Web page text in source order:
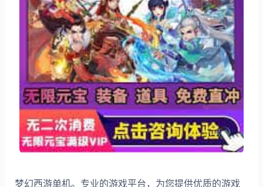
梦幻西游单机。专业的游戏平台，为您提供优质的游戏